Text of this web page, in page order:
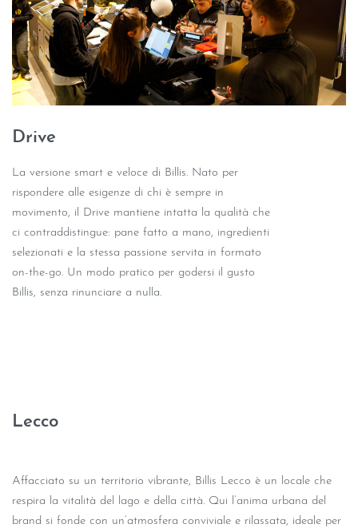
Drive
La versione smart e veloce di Billis. Nato per
rispondere alle esigenze di chi è sempre in
movimento, il Drive mantiene intatta la qualità che
ci contraddistingue: pane fatto a mano, ingredienti
selezionati e la stessa passione servita in formato
on-the-go. Un modo pratico per godersi il gusto
Billis, senza rinunciare a nulla.
Lecco
Affacciato su un territorio vibrante, Billis Lecco è un locale che
respira la vitalità del lago e della città. Qui l’anima urbana del
brand si fonde con un’atmosfera conviviale e rilassata, ideale per